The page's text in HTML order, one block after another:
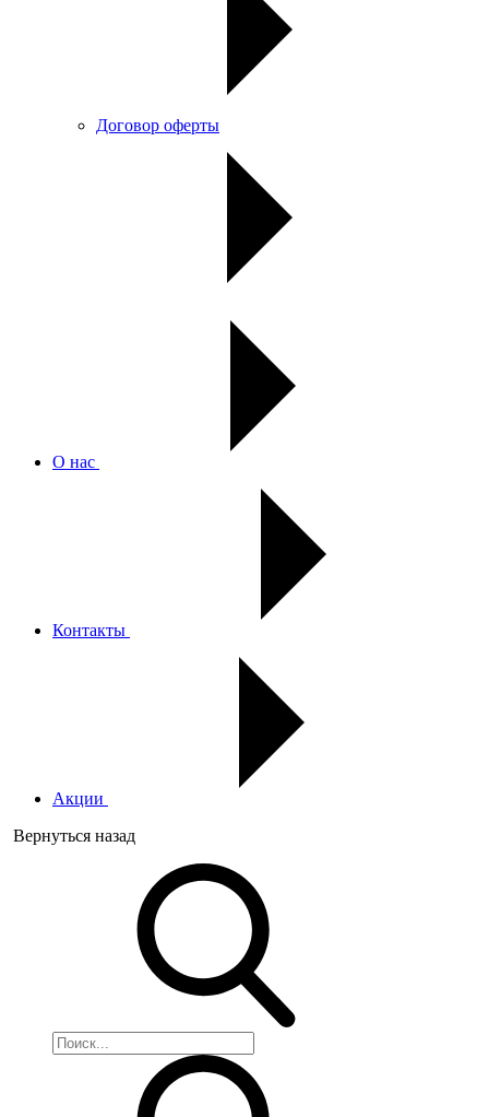
Договор оферты
О нас
Контакты
Акции
Вернуться назад